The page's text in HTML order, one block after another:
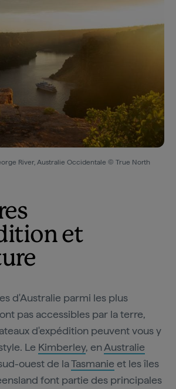
River, Australie Occidentale © True North
et
d'Australie parmi les plus
pas accessibles par la terre,
d'expédition peuvent vous y
Le Kimberley, enAustralie
ouest de laTasmanie et les îles
font partie des principales